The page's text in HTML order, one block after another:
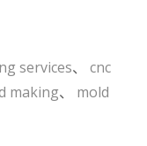
services、 cnc
making、 mold